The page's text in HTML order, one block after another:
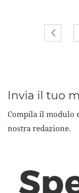
Pagina
Invia il tuo
Compila il modulo
nostra redazione.